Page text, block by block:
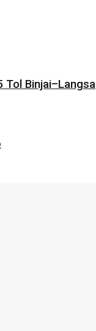
Tol Binjai–Langsa